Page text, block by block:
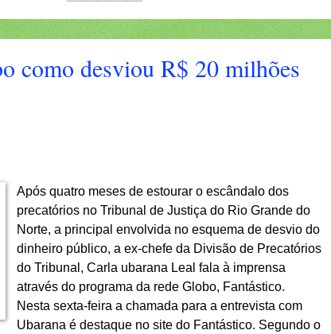
como desviou R$ 20 milhões
Após quatro meses de estourar o escândalo dos
precatórios no Tribunal de Justiça do Rio Grande do
Norte, a principal envolvida no esquema de desvio do
dinheiro público, a ex-chefe da Divisão de Precatórios
do Tribunal, Carla ubarana Leal fala à imprensa
através do programa da rede Globo, Fantástico.
Nesta sexta-feira a chamada para a entrevista com
Ubarana é destaque no site do Fantástico. Segundo o